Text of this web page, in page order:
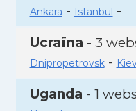
Ankara - Istanbul -
Ucraïna - 3
Dnipropetrovsk-
Uganda - 1 webs